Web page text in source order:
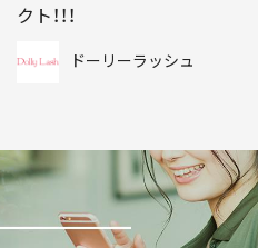
クト！！！
ドーリーラッシュ